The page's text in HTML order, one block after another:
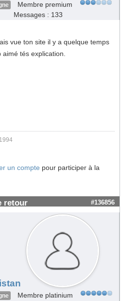
Membre premium
Messages : 133
vue ton site il y a quelque temps
tés explication.
un compte pour participer à la
retour #136856
Membre platinium